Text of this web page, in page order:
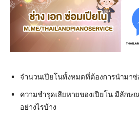
จำนวนเปียโนทั้งหมดที่ต้องการนำมา
ความชำรุดเสียหายของเปียโน มีลักษ
อย่างไรบ้าง